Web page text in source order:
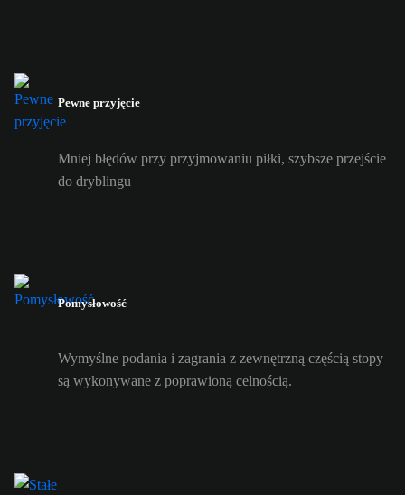
Pewne przyjęcie
Mniej błędów przy przyjmowaniu piłki, szybsze przejście
do dryblingu
Pomysłowość
Wymyślne podania i zagrania z zewnętrzną częścią stopy
są wykonywane z poprawioną celnością.